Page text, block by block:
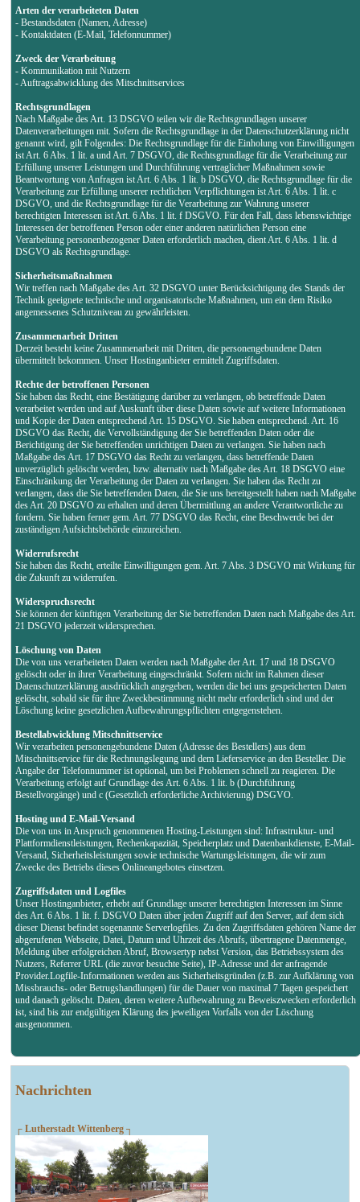
Nachrichten
┌ Lutherstadt Wittenberg ┐
Arten der verarbeiteten Daten
- Bestandsdaten (Namen, Adresse)
- Kontaktdaten (E-Mail, Telefonnummer)
Zweck der Verarbeitung
- Kommunikation mit Nutzern
- Auftragsabwicklung des Mitschnittservices
Rechtsgrundlagen
Nach Maßgabe des Art. 13 DSGVO teilen wir die Rechtsgrundlagen unserer
Datenverarbeitungen mit. Sofern die Rechtsgrundlage in der Datenschutzerklärung nicht
genannt wird, gilt Folgendes: Die Rechtsgrundlage für die Einholung von Einwilligungen
ist Art. 6 Abs. 1 lit. a und Art. 7 DSGVO, die Rechtsgrundlage für die Verarbeitung zur
Erfüllung unserer Leistungen und Durchführung vertraglicher Maßnahmen sowie
Beantwortung von Anfragen ist Art. 6 Abs. 1 lit. b DSGVO, die Rechtsgrundlage für die
Verarbeitung zur Erfüllung unserer rechtlichen Verpflichtungen ist Art. 6 Abs. 1 lit. c
DSGVO, und die Rechtsgrundlage für die Verarbeitung zur Wahrung unserer
berechtigten Interessen ist Art. 6 Abs. 1 lit. f DSGVO. Für den Fall, dass lebenswichtige
Interessen der betroffenen Person oder einer anderen natürlichen Person eine
Verarbeitung personenbezogener Daten erforderlich machen, dient Art. 6 Abs. 1 lit. d
DSGVO als Rechtsgrundlage.
Sicherheitsmaßnahmen
Wir treffen nach Maßgabe des Art. 32 DSGVO unter Berücksichtigung des Stands der
Technik geeignete technische und organisatorische Maßnahmen, um ein dem Risiko
angemessenes Schutzniveau zu gewährleisten.
Zusammenarbeit Dritten
Derzeit besteht keine Zusammenarbeit mit Dritten, die personengebundene Daten
übermittelt bekommen. Unser Hostinganbieter ermittelt Zugriffsdaten.
Rechte der betroffenen Personen
Sie haben das Recht, eine Bestätigung darüber zu verlangen, ob betreffende Daten
verarbeitet werden und auf Auskunft über diese Daten sowie auf weitere Informationen
und Kopie der Daten entsprechend Art. 15 DSGVO. Sie haben entsprechend. Art. 16
DSGVO das Recht, die Vervollständigung der Sie betreffenden Daten oder die
Berichtigung der Sie betreffenden unrichtigen Daten zu verlangen. Sie haben nach
Maßgabe des Art. 17 DSGVO das Recht zu verlangen, dass betreffende Daten
unverzüglich gelöscht werden, bzw. alternativ nach Maßgabe des Art. 18 DSGVO eine
Einschränkung der Verarbeitung der Daten zu verlangen. Sie haben das Recht zu
verlangen, dass die Sie betreffenden Daten, die Sie uns bereitgestellt haben nach Maßgabe
des Art. 20 DSGVO zu erhalten und deren Übermittlung an andere Verantwortliche zu
fordern. Sie haben ferner gem. Art. 77 DSGVO das Recht, eine Beschwerde bei der
zuständigen Aufsichtsbehörde einzureichen.
Widerrufsrecht
Sie haben das Recht, erteilte Einwilligungen gem. Art. 7 Abs. 3 DSGVO mit Wirkung für
die Zukunft zu widerrufen.
Widerspruchsrecht
Sie können der künftigen Verarbeitung der Sie betreffenden Daten nach Maßgabe des Art.
21 DSGVO jederzeit widersprechen.
Löschung von Daten
Die von uns verarbeiteten Daten werden nach Maßgabe der Art. 17 und 18 DSGVO
gelöscht oder in ihrer Verarbeitung eingeschränkt. Sofern nicht im Rahmen dieser
Datenschutzerklärung ausdrücklich angegeben, werden die bei uns gespeicherten Daten
gelöscht, sobald sie für ihre Zweckbestimmung nicht mehr erforderlich sind und der
Löschung keine gesetzlichen Aufbewahrungspflichten entgegenstehen.
Bestellabwicklung Mitschnittservice
Wir verarbeiten personengebundene Daten (Adresse des Bestellers) aus dem
Mitschnittservice für die Rechnungslegung und dem Lieferservice an den Besteller. Die
Angabe der Telefonnummer ist optional, um bei Problemen schnell zu reagieren. Die
Verarbeitung erfolgt auf Grundlage des Art. 6 Abs. 1 lit. b (Durchführung
Bestellvorgänge) und c (Gesetzlich erforderliche Archivierung) DSGVO.
Hosting und E-Mail-Versand
Die von uns in Anspruch genommenen Hosting-Leistungen sind: Infrastruktur- und
Plattformdienstleistungen, Rechenkapazität, Speicherplatz und Datenbankdienste, E-Mail-
Versand, Sicherheitsleistungen sowie technische Wartungsleistungen, die wir zum
Zwecke des Betriebs dieses Onlineangebotes einsetzen.
Zugriffsdaten und Logfiles
Unser Hostinganbieter, erhebt auf Grundlage unserer berechtigten Interessen im Sinne
des Art. 6 Abs. 1 lit. f. DSGVO Daten über jeden Zugriff auf den Server, auf dem sich
dieser Dienst befindet sogenannte Serverlogfiles. Zu den Zugriffsdaten gehören Name der
abgerufenen Webseite, Datei, Datum und Uhrzeit des Abrufs, übertragene Datenmenge,
Meldung über erfolgreichen Abruf, Browsertyp nebst Version, das Betriebssystem des
Nutzers, Referrer URL (die zuvor besuchte Seite), IP-Adresse und der anfragende
Provider.Logfile-Informationen werden aus Sicherheitsgründen (z.B. zur Aufklärung von
Missbrauchs- oder Betrugshandlungen) für die Dauer von maximal 7 Tagen gespeichert
und danach gelöscht. Daten, deren weitere Aufbewahrung zu Beweiszwecken erforderlich
ist, sind bis zur endgültigen Klärung des jeweiligen Vorfalls von der Löschung
ausgenommen.